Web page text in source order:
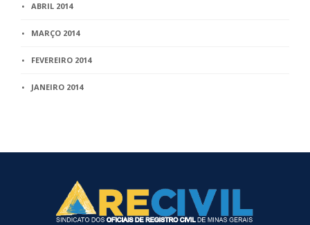
ABRIL 2014
MARÇO 2014
FEVEREIRO 2014
JANEIRO 2014